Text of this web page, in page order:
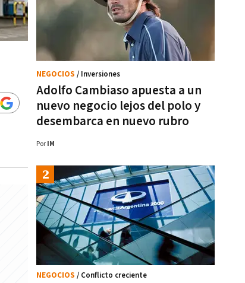
Adolfo Cambiaso apuesta a un
nuevo negocio lejos del polo y
desembarca en nuevo rubro
NEGOCIOS / Inversiones
Por IM
NEGOCIOS / Conflicto creciente